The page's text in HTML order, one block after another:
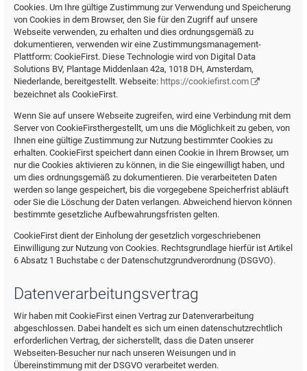
Cookies. Um Ihre gültige Zustimmung zur Verwendung und Speicherung
von Cookies in dem Browser, den Sie für den Zugriff auf unsere
Webseite verwenden, zu erhalten und dies ordnungsgemäß zu
dokumentieren, verwenden wir eine Zustimmungsmanagement-
Plattform: CookieFirst. Diese Technologie wird von Digital Data
Solutions BV, Plantage Middenlaan 42a, 1018 DH, Amsterdam,
Niederlande, bereitgestellt. Webseite: https://cookiefirst.com
bezeichnet als CookieFirst.
Wenn Sie auf unsere Webseite zugreifen, wird eine Verbindung mit dem
Server von CookieFirsthergestellt, um uns die Möglichkeit zu geben, von
Ihnen eine gültige Zustimmung zur Nutzung bestimmter Cookies zu
erhalten. CookieFirst speichert dann einen Cookie in Ihrem Browser, um
nur die Cookies aktivieren zu können, in die Sie eingewilligt haben, und
um dies ordnungsgemäß zu dokumentieren. Die verarbeiteten Daten
werden so lange gespeichert, bis die vorgegebene Speicherfrist abläuft
oder Sie die Löschung der Daten verlangen. Abweichend hiervon können
bestimmte gesetzliche Aufbewahrungsfristen gelten.
CookieFirst dient der Einholung der gesetzlich vorgeschriebenen
Einwilligung zur Nutzung von Cookies. Rechtsgrundlage hierfür ist Artikel
6 Absatz 1 Buchstabe c der Datenschutzgrundverordnung (DSGVO).
Datenverarbeitungsvertrag
Wir haben mit CookieFirst einen Vertrag zur Datenverarbeitung
abgeschlossen. Dabei handelt es sich um einen datenschutzrechtlich
erforderlichen Vertrag, der sicherstellt, dass die Daten unserer
Webseiten-Besucher nur nach unseren Weisungen und in
Übereinstimmung mit der DSGVO verarbeitet werden.